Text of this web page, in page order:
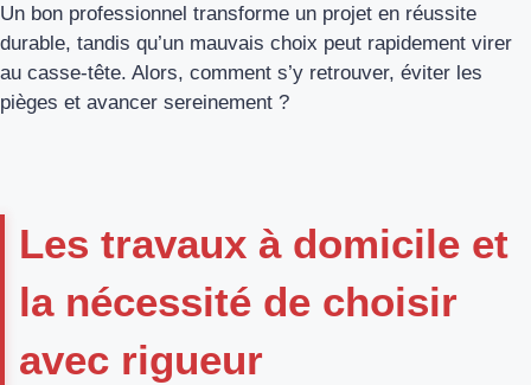
Un bon professionnel transforme un projet en réussite
durable, tandis qu’un mauvais choix peut rapidement virer
au casse-tête. Alors, comment s’y retrouver, éviter les
pièges et avancer sereinement ?
Les travaux à domicile et
la nécessité de choisir
avec rigueur